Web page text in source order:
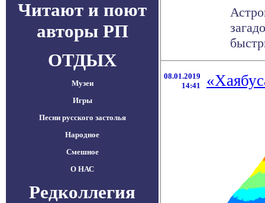
Читают и поют
авторы РП
ОТДЫХ
Музеи
Игры
Песни русского застолья
Народное
Смешное
О НАС
Редколлегия
08.01.2019
14:41